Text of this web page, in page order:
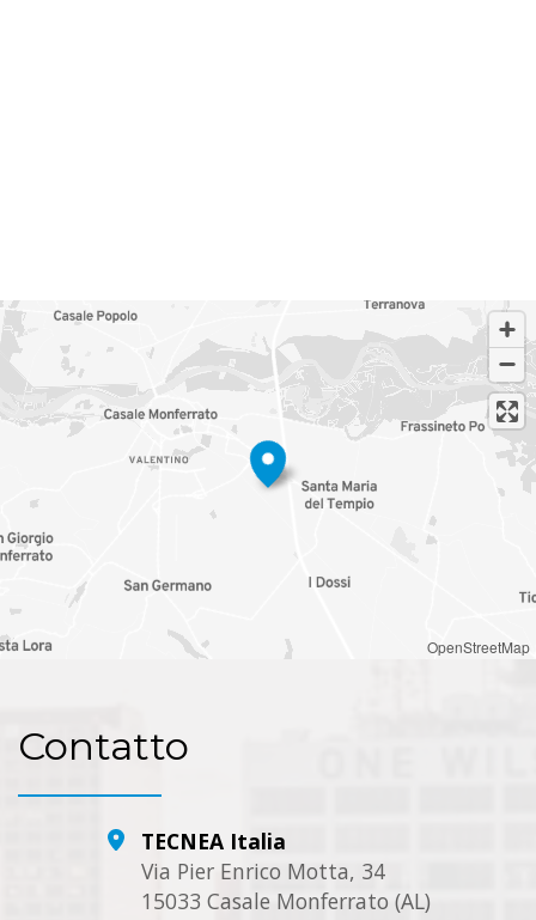
OpenStreetMap
Contatto
TECNEA Italia
Via Pier Enrico Motta, 34
15033 Casale Monferrato (AL)